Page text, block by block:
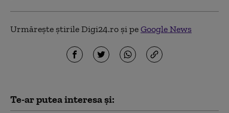
Urmărește știrile Digi24.ro și peGoogle News
Te-ar putea interesa și: